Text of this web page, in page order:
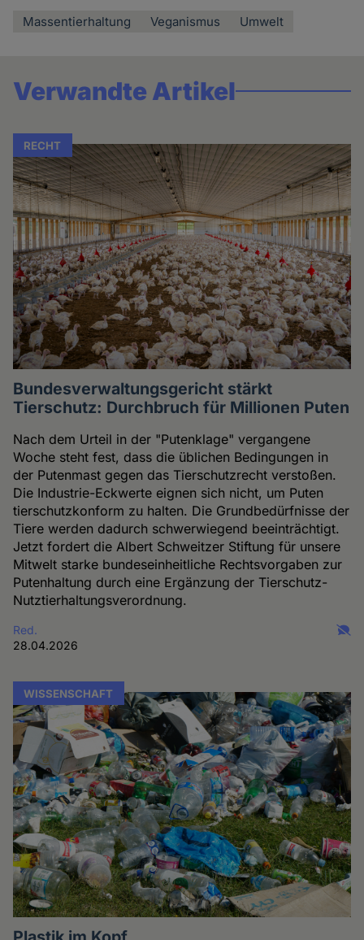
Massentierhaltung Veganismus Umwelt
Verwandte Artikel
RECHT
Bundesverwaltungsgericht stärkt
Tierschutz: Durchbruch für Millionen Puten
Nach dem Urteil in der "Putenklage" vergangene
Woche steht fest, dass die üblichen Bedingungen in
der Putenmast gegen das Tierschutzrecht verstoßen.
Die Industrie-Eckwerte eignen sich nicht, um Puten
tierschutzkonform zu halten. Die Grundbedürfnisse der
Tiere werden dadurch schwerwiegend beeinträchtigt.
Jetzt fordert die Albert Schweitzer Stiftung für unsere
Mitwelt starke bundeseinheitliche Rechtsvorgaben zur
Putenhaltung durch eine Ergänzung der Tierschutz-
Nutztierhaltungsverordnung.
Red.
28.04.2026
WISSENSCHAFT